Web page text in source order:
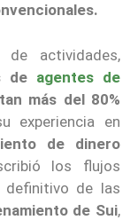
actividades,
de agentes de
más del 80%
experiencia en
de dinero
los flujos
de las
de Sui,